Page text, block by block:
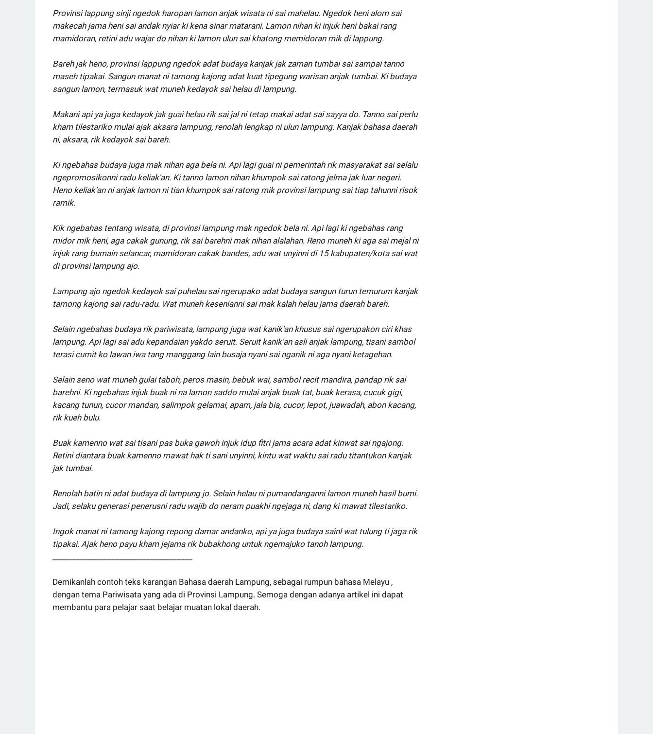
Provinsi lappung sinji ngedok haropan lamon anjak wisata ni sai mahelau. Ngedok heni alom sai
makecah jama heni sai andak nyiar ki kena sinar matarani. Lamon nihan ki injuk heni bakai rang
mamidoran, retini adu wajar do nihan ki lamon ulun sai khatong memidoran mik di lappung.
Bareh jak heno, provinsi lappung ngedok adat budaya kanjak jak zaman tumbai sai sampai tanno
maseh tipakai. Sangun manat ni tamong kajong adat kuat tipegung warisan anjak tumbai. Ki budaya
sangun lamon, termasuk wat muneh kedayok sai helau di lampung.
Makani api ya juga kedayok jak guai helau rik sai jal ni tetap makai adat sai sayya do. Tanno sai perlu
kham tilestariko mulai ajak aksara lampung, renolah lengkap ni ulun lampung. Kanjak bahasa daerah
ni, aksara, rik kedayok sai bareh.
Ki ngebahas budaya juga mak nihan aga bela ni. Api lagi guai ni pemerintah rik masyarakat sai selalu
ngepromosikonni radu keliak'an. Ki tanno lamon nihan khumpok sai ratong jelma jak luar negeri.
Heno keliak'an ni anjak lamon ni tian khumpok sai ratong mik provinsi lampung sai tiap tahunni risok
ramik.
Kik ngebahas tentang wisata, di provinsi lampung mak ngedok bela ni. Api lagi ki ngebahas rang
midor mik heni, aga cakak gunung, rik sai barehni mak nihan alalahan. Reno muneh ki aga sai mejal ni
injuk rang bumain selancar, mamidoran cakak bandes, adu wat unyinni di 15 kabupaten/kota sai wat
di provinsi lampung ajo.
Lampung ajo ngedok kedayok sai puhelau sai ngerupako adat budaya sangun turun temurum kanjak
tamong kajong sai radu-radu. Wat muneh kesenianni sai mak kalah helau jama daerah bareh.
Selain ngebahas budaya rik pariwisata, lampung juga wat kanik'an khusus sai ngerupakon ciri khas
lampung. Api lagi sai adu kepandaian yakdo seruit. Seruit kanik'an asli anjak lampung, tisani sambol
terasi cumit ko lawan iwa tang manggang lain busaja nyani sai nganik ni aga nyani ketagehan.
Selain seno wat muneh gulai taboh, peros masin, bebuk wai, sambol recit mandira, pandap rik sai
barehni. Ki ngebahas injuk buak ni na lamon saddo mulai anjak buak tat, buak kerasa, cucuk gigi,
kacang tunun, cucor mandan, salimpok gelamai, apam, jala bia, cucor, lepot, juawadah, abon kacang,
rik kueh bulu.
Buak kamenno wat sai tisani pas buka gawoh injuk idup fitri jama acara adat kinwat sai ngajong.
Retini diantara buak kamenno mawat hak ti sani unyinni, kintu wat waktu sai radu titantukon kanjak
jak tumbai.
Renolah batin ni adat budaya di lampung jo. Selain helau ni pumandanganni lamon muneh hasil bumi.
Jadi, selaku generasi penerusni radu wajib do neram puakhi ngejaga ni, dang ki mawat tilestariko.
Ingok manat ni tamong kajong repong damar andanko, api ya juga budaya sainl wat tulung ti jaga rik
tipakai. Ajak heno payu kham jejama rik bubakhong untuk ngemajuko tanoh lampung.
Demikanlah contoh teks karangan Bahasa daerah Lampung, sebagai rumpun bahasa Melayu ,
dengan tema Pariwisata yang ada di Provinsi Lampung. Semoga dengan adanya artikel ini dapat
membantu para pelajar saat belajar muatan lokal daerah.